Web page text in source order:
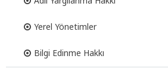
Yerel Yönetimler
Bilgi Edinme Hakkı